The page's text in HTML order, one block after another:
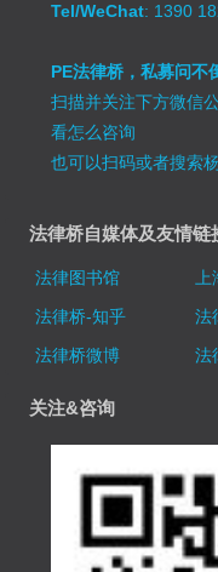
Tel/WeChat: 1390
PE法律桥，私募问不
扫描并关注下方微信
看怎么咨询
也可以扫码或者搜索
法律桥自媒体及友情链
法律图书馆 上
法律桥-知乎
法
法律桥微博
法
关注&咨询